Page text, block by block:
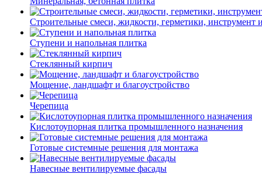
Строительные смеси, жидкости, герметики, инструмент
Ступени и напольная плитка
Cтеклянный кирпич
Мощение, ландшафт и благоустройство
Черепица
Кислотоупорная плитка промышленного назначения
Готовые системные решения для монтажа
Навесные вентилируемые фасады